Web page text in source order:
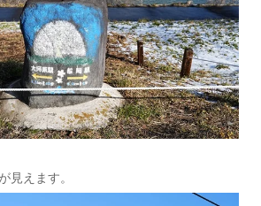
見えます。